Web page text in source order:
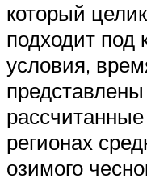
который
подходит под
условия,
регионах
озимого